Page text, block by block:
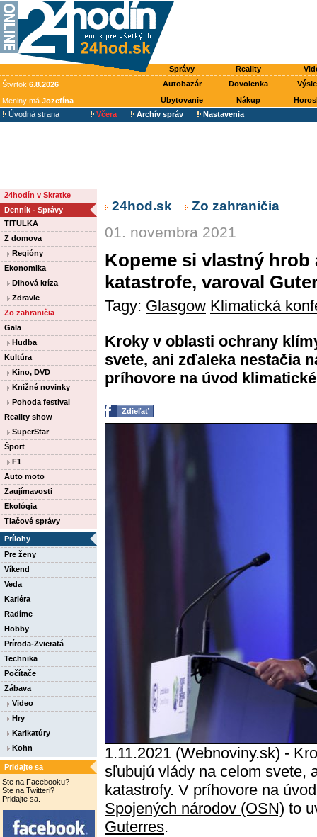
Správy Reality
Štvrtok 6.8.2026 Autobazár Dovolenka
Meniny má Jozefína Ubytovanie Nákup
Úvodná strana
Včera Archív správ Nastavenia
24hodín v Skratke
Denník - Správy
TITULKA
Z domova
Regióny
Ekonomika
Dlhová kríza
Zdravie
Zo zahraničia
Gala
Hudba
Kultúra
Kino, DVD
Knižné novinky
Pohoda festival
Reality show
SuperStar
Šport
F1
Auto moto
Zaujímavosti
Ekológia
Tlačové správy
Prílohy
Pre ženy
Víkend
Veda
Kariéra
Radíme
Hobby
Príroda-Zvieratá
Technika
Počítače
Zábava
Video
Hry
Karikatúry
Kohn
Pridajte sa
Ste na Facebooku?
Ste na Twitteri?
Pridajte sa.
24hod.sk Zo zahraničia
01. novembra 2021
Kopeme si vlastný
katastrofe, varoval
Tagy: Glasgow Klimatická
Kroky v oblasti ochrany
svete, ani zďaleka nestačia
príhovore na úvod
Zdieľať
1.11.2021 (Webnoviny.sk) -
sľubujú vlády na celom svete,
katastrofy. V príhovore na
Spojených národov (OSN) to
Guterres.